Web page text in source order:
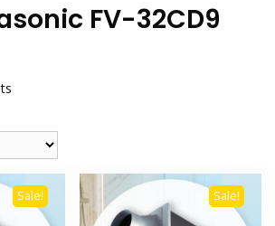
FV-32CD9
Sale! Sale!